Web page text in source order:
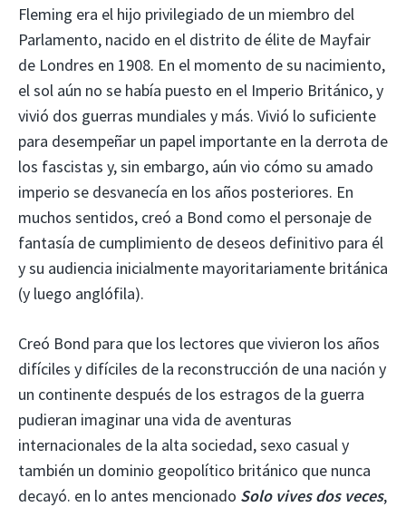
Fleming era el hijo privilegiado de un miembro del
Parlamento, nacido en el distrito de élite de Mayfair
de Londres en 1908. En el momento de su nacimiento,
el sol aún no se había puesto en el Imperio Británico, y
vivió dos guerras mundiales y más. Vivió lo suficiente
para desempeñar un papel importante en la derrota de
los fascistas y, sin embargo, aún vio cómo su amado
imperio se desvanecía en los años posteriores. En
muchos sentidos, creó a Bond como el personaje de
fantasía de cumplimiento de deseos definitivo para él
y su audiencia inicialmente mayoritariamente británica
(y luego anglófila).
Creó Bond para que los lectores que vivieron los años
difíciles y difíciles de la reconstrucción de una nación y
un continente después de los estragos de la guerra
pudieran imaginar una vida de aventuras
internacionales de la alta sociedad, sexo casual y
también un dominio geopolítico británico que nunca
decayó. en lo antes mencionado Solo vives dos veces,